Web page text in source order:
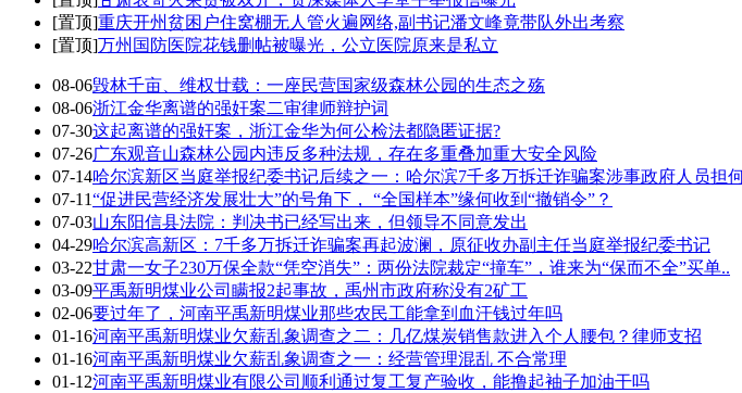
[置顶]重庆开州贫困户住窝棚无人管火遍网络,副书记潘文峰竟带队外出考察
[置顶]万州国防医院花钱删帖被曝光，公立医院原来是私立
08-06毁林千亩、维权廿载：一座民营国家级森林公园的生态之殇
08-06浙江金华离谱的强奸案二审律师辩护词
07-30这起离谱的强奸案，浙江金华为何公检法都隐匿证据?
07-26广东观音山森林公园内违反多种法规，存在多重叠加重大安全风险
07-14哈尔滨新区当庭举报纪委书记后续之一：哈尔滨7千多万拆迁诈骗案涉事政府人员担
07-11“促进民营经济发展壮大”的号角下， “全国样本”缘何收到“撤销令”？
07-03山东阳信县法院：判决书已经写出来，但领导不同意发出
04-29哈尔滨高新区：7千多万拆迁诈骗案再起波澜，原征收办副主任当庭举报纪委书记
03-22甘肃一女子230万保全款“凭空消失”：两份法院裁定“撞车”，谁来为“保而不全”买单..
03-09平禹新明煤业公司瞒报2起事故，禹州市政府称没有2矿工
02-06要过年了，河南平禹新明煤业那些农民工能拿到血汗钱过年吗
01-16河南平禹新明煤业欠薪乱象调查之二：几亿煤炭销售款进入个人腰包？律师支招
01-16河南平禹新明煤业欠薪乱象调查之一：经营管理混乱 不合常理
01-12河南平禹新明煤业有限公司顺利通过复工复产验收，能撸起袖子加油干吗